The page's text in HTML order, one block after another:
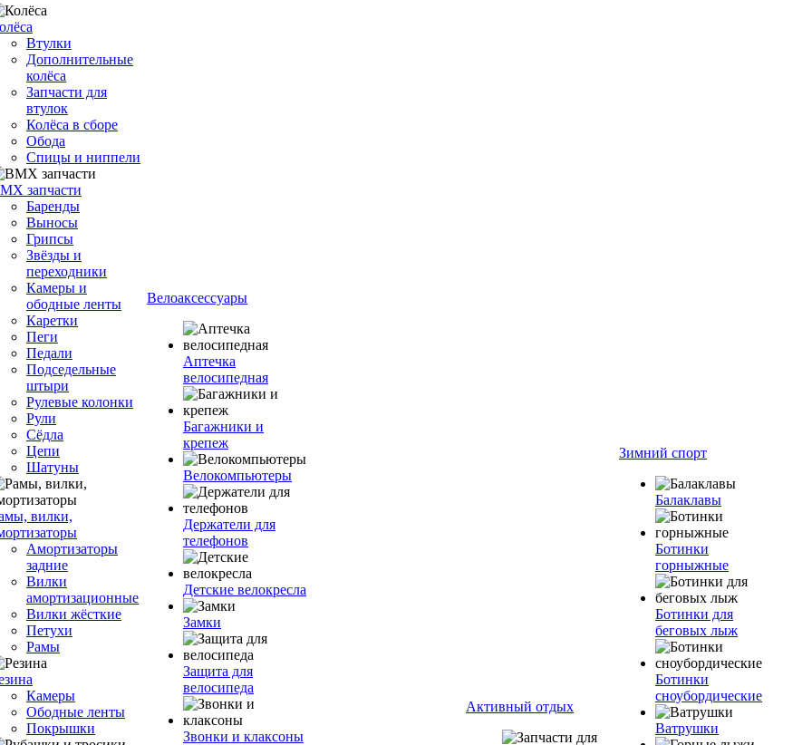
Втулки
Дополнительные
колёса
Запчасти для
втулок
Колёса в сборе
Обода
Спицы и ниппели
запчасти
Баренды
Выносы
Грипсы
Звёзды и
переходники
Камеры и
ободные ленты
Каретки
Пеги
Педали
Подседельные
штыри
Рулевые колонки
Рули
Сёдла
Цепи
Шатуны
вилки,
Амортизаторы
задние
Вилки
амортизационные
Вилки жёсткие
Петухи
Рамы
Камеры
Ободные ленты
Покрышки
Велоаксессуары
Аптечка
велосипедная
Багажники и
крепеж
Велокомпьютеры
Держатели для
телефонов
Детские велокресла
Замки
Защита для
велосипеда
Звонки и клаксоны
Активный отдых
Зимний спорт
Балаклавы
Ботинки
горныжные
Ботинки для
беговых лыж
Ботинки
сноубордические
Ватрушки